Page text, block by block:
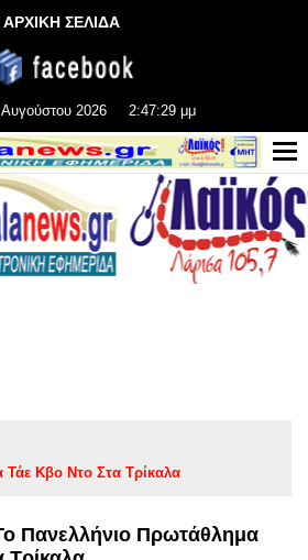
ΑΡΧΙΚΗ ΣΕΛΙΔΑ
2026 2:47:30 μμ
Κβο Ντο Στα Τρίκαλα
Πανελλήνιο Πρωτάθλημα